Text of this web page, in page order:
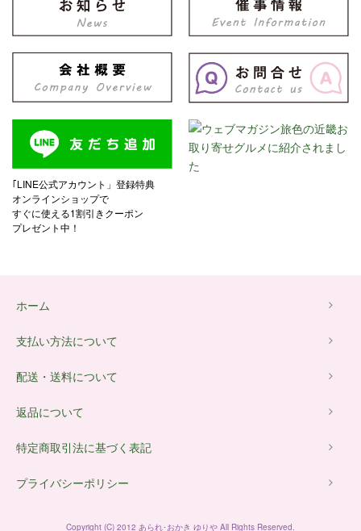
｢LINE公式アカウント」登録特典
オンラインショップで
すぐに使える1割引きクーポン
プレゼント中！
ホーム
支払い方法について
配送・送料について
返品について
特定商取引法に基づく表記
プライバシーポリシー
Copyright (C) 2012 あられ･おかき ゆりや All Rights Reserved.